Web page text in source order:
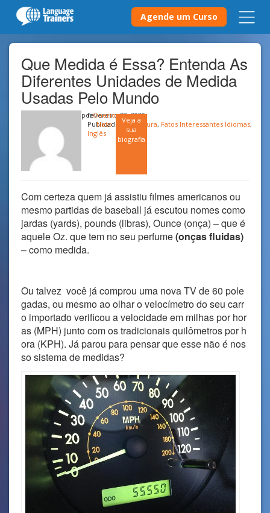
Agende um Curso
Que Medida é Essa? Entenda As
Diferentes Unidades de Medida
Usadas Pelo Mundo
porOnerio
Neto
Veja a
sua
biografia
fevereiro 28, 2020
Publicado emCultura, Fatos Interessantes Idiomas,
Inglês
Com certeza quem já assistiu filmes americanos ou
mesmo partidas de baseball já escutou nomes como
jardas (yards), pounds (libras), Ounce (onça) – que é
aquele Oz. que tem no seu perfume(onças fluidas)
–como medida.
Ou talvez você já comprou uma nova TV de 60 pole
gadas, ou mesmo ao olhar o velocímetro do seu carr
o importado verificou a velocidade em milhas por hor
as (MPH) junto com os tradicionais quilômetros por h
ora (KPH). Já parou para pensar que esse não é nos
so sistema de medidas?